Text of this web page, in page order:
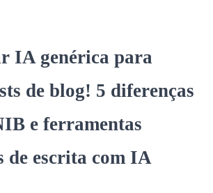
IA genérica para
de blog! 5 diferenças
e ferramentas
de escrita com IA